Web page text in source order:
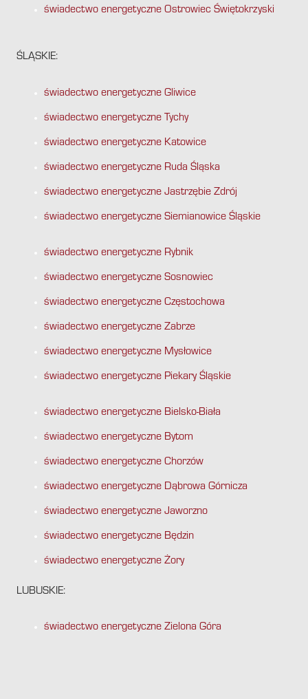
świadectwo energetyczne Ostrowiec Świętokrzyski
ŚLĄSKIE:
świadectwo energetyczne Gliwice
świadectwo energetyczne Tychy
świadectwo energetyczne Katowice
świadectwo energetyczne Ruda Śląska
świadectwo energetyczne Jastrzębie Zdrój
świadectwo energetyczne Siemianowice Śląskie
świadectwo energetyczne Rybnik
świadectwo energetyczne Sosnowiec
świadectwo energetyczne Częstochowa
świadectwo energetyczne Zabrze
świadectwo energetyczne Mysłowice
świadectwo energetyczne Piekary Śląskie
świadectwo energetyczne Bielsko-Biała
świadectwo energetyczne Bytom
świadectwo energetyczne Chorzów
świadectwo energetyczne Dąbrowa Górnicza
świadectwo energetyczne Jaworzno
świadectwo energetyczne Będzin
świadectwo energetyczne Żory
LUBUSKIE:
świadectwo energetyczne Zielona Góra